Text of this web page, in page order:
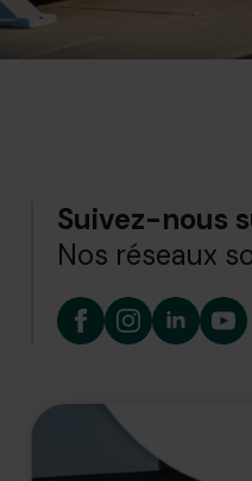
Suivez-nous
Nos réseaux